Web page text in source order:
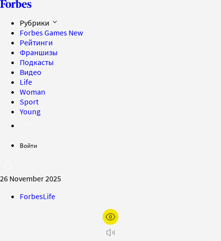
Рубрики
Forbes Games New
Рейтинги
Франшизы
Подкасты
Видео
Life
Woman
Sport
Young
Войти
26 November 2025
ForbesLife